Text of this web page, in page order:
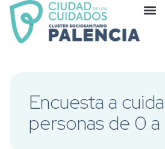
Encuesta a
personas de 0 a